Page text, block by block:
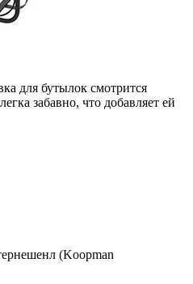
для бутылок смотрится
забавно, что добавляет ей
(Koopman